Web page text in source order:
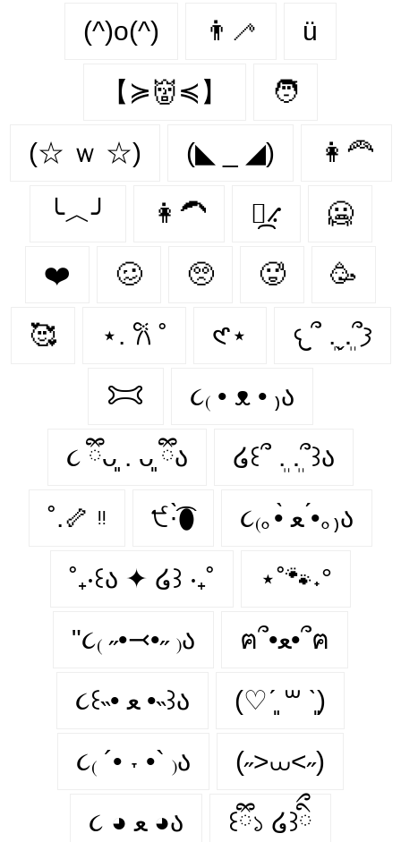
(^)o(^) 👨‍🦯‍ ü
【≽👹≼】 🧑
(☆ ｗ ☆) (◣ _ ◢) 👩‍🦰
╰︿╯ 👩‍🦱 ⳻᷼⳺ 🥶️
❤️️ 🥴️ 🥺️ 🥵️ 🥳️
🥰️ ⋆. 𐙚 ˚ 𑣲⋆ 𐔌՞ ܸ.ˬ.ܸ՞𐦯
𐂯 ૮₍ • ᴥ • ₎ა
૮ ྀིᴗ͈ . ᴗ͈ ྀིა ໒꒰՞ ܸ. .ܸ՞꒱ა
˚.🦴 ᵎᵎ ੯·̀͡⬮ ૮₍｡•̀ ﻌ •́｡₎ა
˚₊‧꒰ა ✦ ໒꒱ ‧₊˚ ⋆˚🐾˖°
"૮₍ ˶•⤙•˶ ₎ა ฅ՞•ﻌ•՞ฅ
૮꒰˵• ﻌ •˵꒱ა (♡ˊ͈ ꒳ ˋ͈)
૮₍ ´• ˕ •` ₎ა (˶>⩊<˶)
૮ ◕ ﻌ ◕ა ꒰ྀི১ ໒꒱ིྀ